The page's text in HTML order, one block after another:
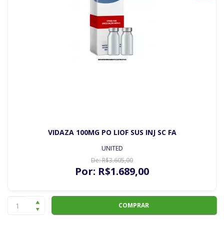
VIDAZA 100MG PO LIOF SUS INJ SC FA
UNITED
De:R$3.605,00
Por: R$1.689,00
COMPRAR